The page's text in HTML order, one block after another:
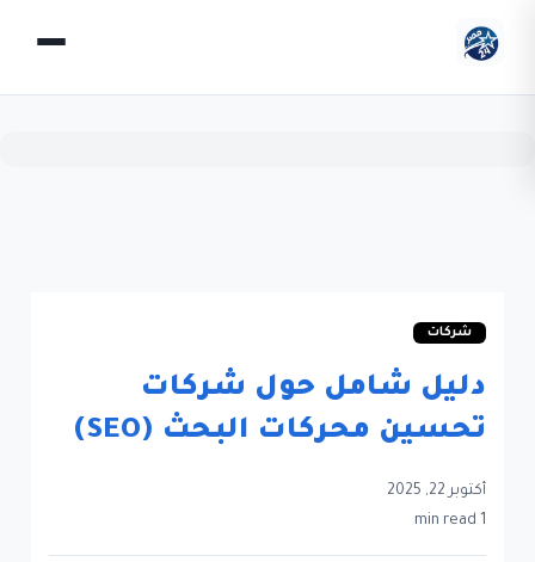
شركات
دليل شامل حول شركات
تحسين محركات البحث (SEO)
أكتوبر 22, 2025
1 min read